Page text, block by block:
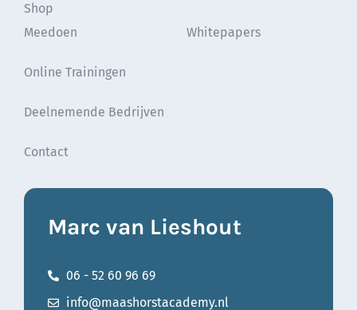
Shop
Meedoen
Whitepapers
Online Trainingen
Deelnemende Bedrijven
Contact
Marc van Lieshout
06 - 52 60 96 69
info@maashorstacademy.nl